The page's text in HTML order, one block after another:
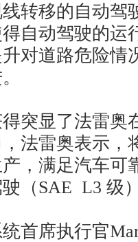
转移的自动驾
自动驾驶的运
对道路危险情
突显了法雷奥
法雷奥表示，
，满足汽车可
（SAE L3 级
首席执行官